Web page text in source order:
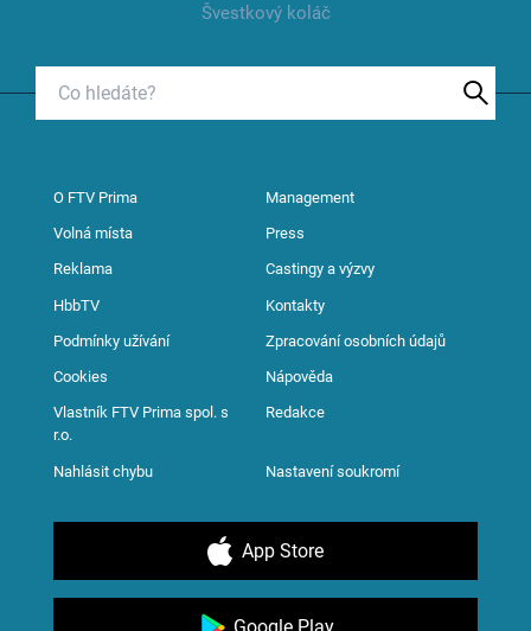
Švestkový koláč
O FTV Prima Management
Volná místa Press
Reklama Castingy a výzvy
HbbTV Kontakty
Podmínky užívání Zpracování osobních údajů
Cookies Nápověda
Vlastník FTV Prima spol. s
r.o.
Redakce
Nahlásit chybu Nastavení soukromí
App Store